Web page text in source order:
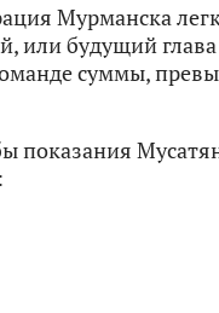
Мурманска
или будущий
суммы,
показания